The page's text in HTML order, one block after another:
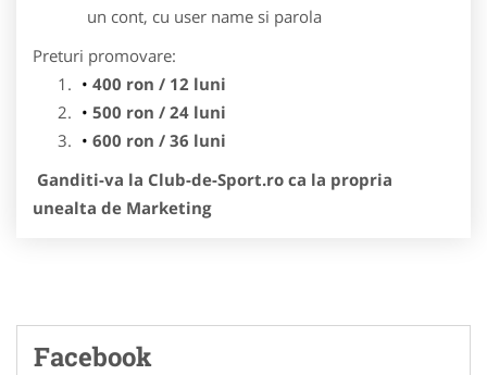
un cont, cu user name si parola
Preturi promovare:
400 ron / 12 luni
500 ron / 24 luni
600 ron / 36 luni
Ganditi-va la Club-de-Sport.ro ca la propria
unealta de Marketing
Facebook